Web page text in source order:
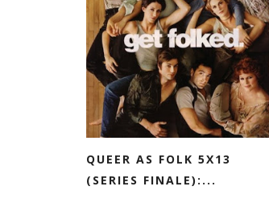
QUEER AS FOLK 5X13
(SERIES FINALE):...